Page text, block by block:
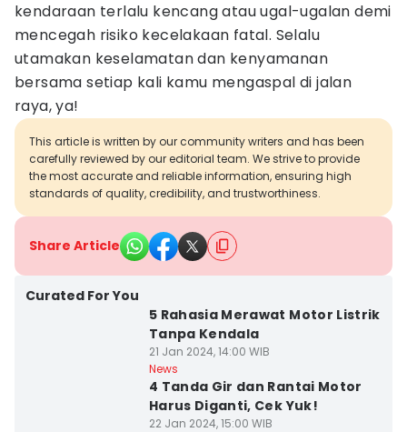
kendaraan terlalu kencang atau ugal-ugalan demi
mencegah risiko kecelakaan fatal. Selalu
utamakan keselamatan dan kenyamanan
bersama setiap kali kamu mengaspal di jalan
raya, ya!
This article is written by our community writers and has been
carefully reviewed by our editorial team. We strive to provide
the most accurate and reliable information, ensuring high
standards of quality, credibility, and trustworthiness.
Share Article
Curated For You
5 Rahasia Merawat Motor Listrik
Tanpa Kendala
21 Jan 2024, 14:00 WIB
News
4 Tanda Gir dan Rantai Motor
Harus Diganti, Cek Yuk!
22 Jan 2024, 15:00 WIB